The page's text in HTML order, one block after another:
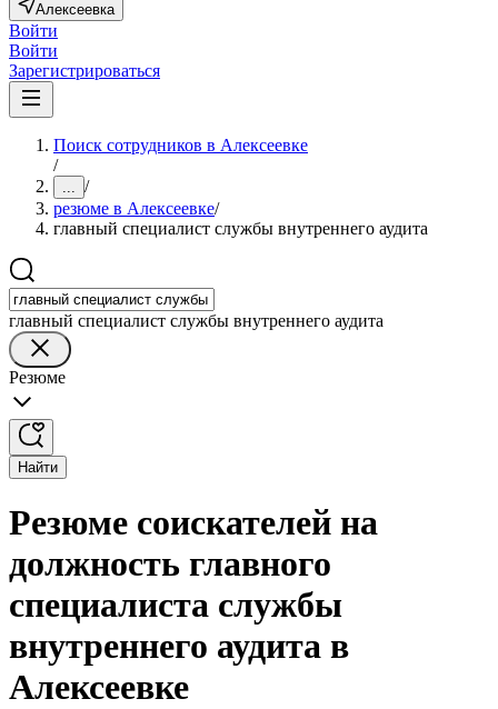
Алексеевка
Войти
Войти
Зарегистрироваться
Поиск сотрудников в Алексеевке
/
... /
резюме в Алексеевке/
главный специалист службы внутреннего аудита
главный специалист службы внутреннего аудита
Резюме
Найти
Резюме соискателей на
должность главного
специалиста службы
внутреннего аудита в
Алексеевке